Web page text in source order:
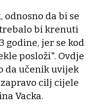
odnosno da bi se
bi krenuti
godine, jer se kod
posloži". Ovdje
da učenik uvijek
cilj cijele
Vacka.